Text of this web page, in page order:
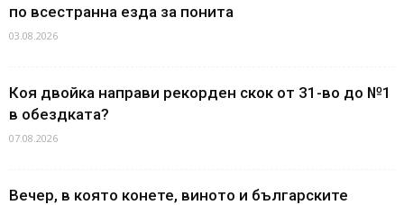
по всестранна езда за понита
03.08.2026
Коя двойка направи рекорден скок от 31-во до №1
в обездката?
07.08.2026
Вечер, в която конете, виното и българските